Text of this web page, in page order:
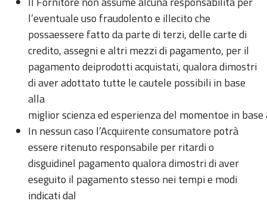
l’eventuale uso fraudolento e illecito che
possaessere fatto da parte di terzi, delle carte di
credito, assegni e altri mezzi di pagamento, per il
pagamento deiprodotti acquistati, qualora dimostri
di aver adottato tutte le cautele possibili in base
alla
miglior scienza ed esperienza del momentoe in
In nessun caso l’Acquirente consumatore potrà
essere ritenuto responsabile per ritardi o
disguidinel pagamento qualora dimostri di aver
eseguito il pagamento stesso nei tempi e modi
indicati dal